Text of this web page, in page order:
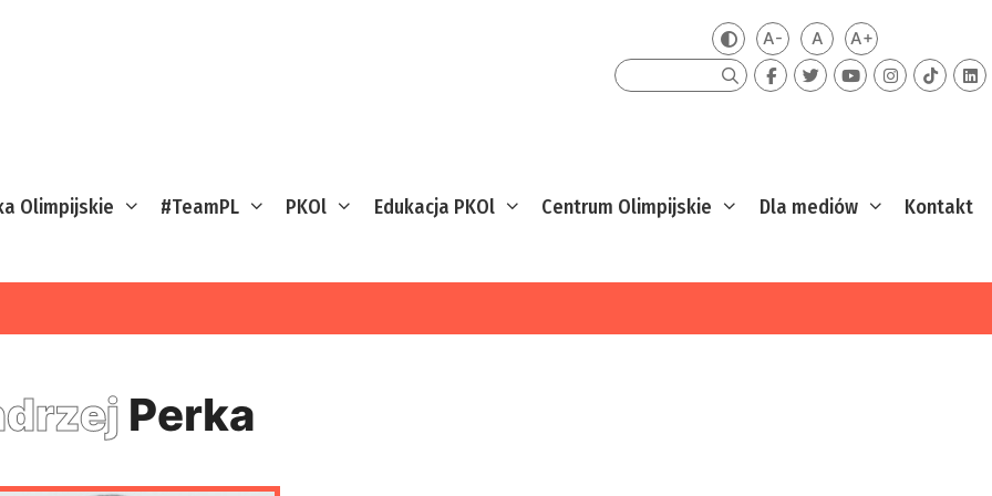
Zmień kontrast
A-Mniejsza czcionka
ADomyślna czcionka
A+Większa
Szukaj
Olimpijskie #TeamPL PKOl Edukacja PKOl Centrum Olimpijskie Dla mediów Kontakt
Perka